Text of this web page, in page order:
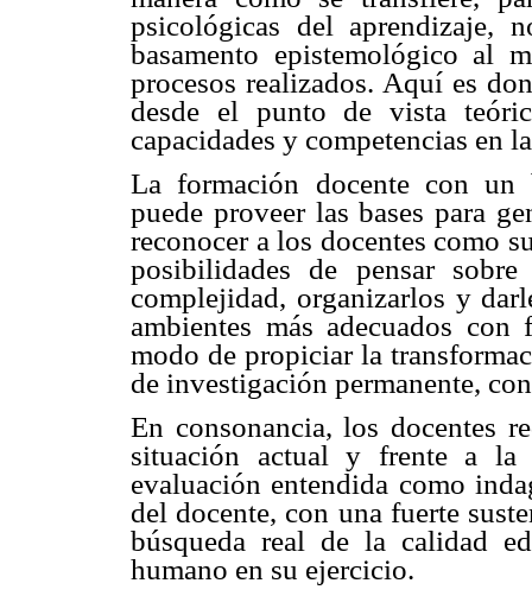
psicológicas del aprendizaje,
basamento epistemológico al
procesos realizados. Aquí es
desde el punto de vista
capacidades y competencias en
La formación docente con un
puede proveer las bases para
reconocer a los docentes como
posibilidades de pensar
complejidad, organizarlos y
ambientes más adecuados
modo de propiciar la
de investigación permanente,
En consonancia, los docentes
situación actual y frente a la
evaluación entendida como
del docente, con una fuerte
búsqueda real de la calidad
humano en su ejercicio.